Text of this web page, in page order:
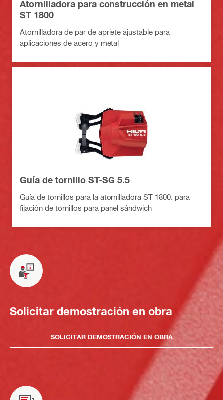
Atornilladora para construcción en metal
ST 1800
Atornilladora de par de apriete ajustable para
aplicaciones de acero y metal
Guía de tornillo ST-SG 5.5
Guía de tornillos para la atornilladora ST 1800: para
fijación de tornillos para panel sándwich
Solicitar demostración en obra
SOLICITAR DEMOSTRACIÓN EN OBRA